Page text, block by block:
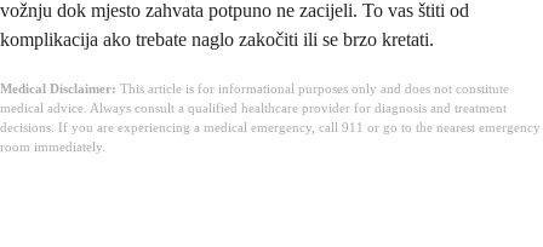
vožnju dok mjesto zahvata potpuno ne zacijeli. To vas štiti od
komplikacija ako trebate naglo zakočiti ili se brzo kretati.
Medical Disclaimer: This article is for informational purposes only and does not constitute
medical advice. Always consult a qualified healthcare provider for diagnosis and treatment
decisions. If you are experiencing a medical emergency, call 911 or go to the nearest emergency
room immediately.